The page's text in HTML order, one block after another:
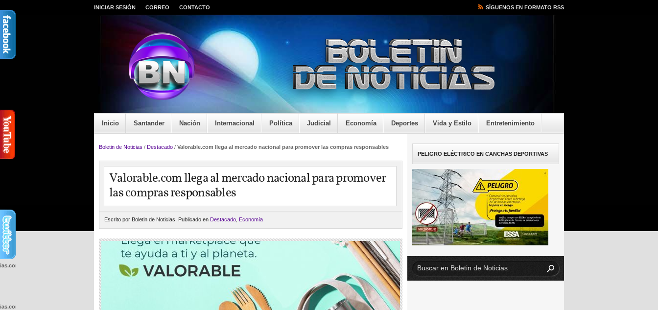
INICIAR SESIÓN CORREO CONTACTO SÍGUENOS EN FORMATO RSS
Inicio Santander Nación Internacional Política Judicial Economía Deportes Vida y Estilo Entretenimiento
Boletin de Noticias / Destacado / Valorable.com llega al mercado nacional para promover las compras responsables
Valorable.com llega al mercado nacional para promover
las compras responsables
Escrito por Boletin de Noticias. Publicado en Destacado Economía
PELIGRO ELÉCTRICO EN CANCHAS DEPORTIVAS
wp-
wp-